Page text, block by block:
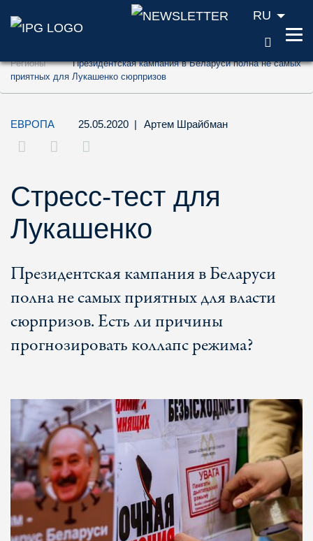
Перейти к содержанию (ключ доступа
Перейти к поиску (ключ доступа '2')
RU
Регионы
Президентская кампания в Беларуси полна не самых
приятных для Лукашенко сюрпризов
ЕВРОПА 25.05.2020 | Артем Шрайбман
Стресс-тест для
Лукашенко
Президентская кампания в Беларуси
полна не самых приятных для власти
сюрпризов. Есть ли причины
прогнозировать коллапс режима?